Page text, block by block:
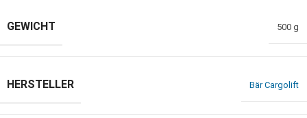
GEWICHT 500 g
HERSTELLER Bär Cargolift